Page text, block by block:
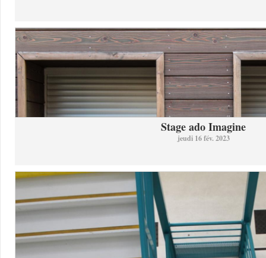
Stage ado Imagine
jeudi 16 fév. 2023